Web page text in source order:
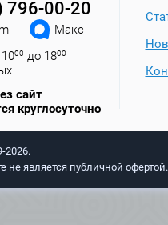
796-00-20
Макс
00 до 1800
сайт
круглосуточно
2026.
не является публичной офертой.